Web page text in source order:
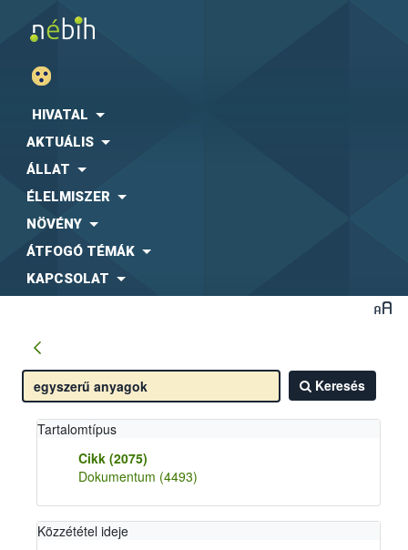
HIVATAL
AKTUÁLIS
ÁLLAT
ÉLELMISZER
NÖVÉNY
ÁTFOGÓ TÉMÁK
KAPCSOLAT
Keresés
Tartalomtípus
Cikk (2075)
Dokumentum (4493)
Közzététel ideje